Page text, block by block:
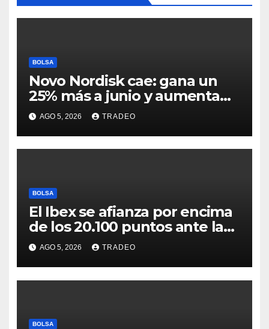
BOLSA
Novo Nordisk cae: gana un
25% más a junio y aumenta
previsiones, pero no
convence
AGO 5, 2026 TRADEO
BOLSA
El Ibex se afianza por encima
de los 20.100 puntos ante las
esperanzas sobre Ormuz
AGO 5, 2026 TRADEO
BOLSA